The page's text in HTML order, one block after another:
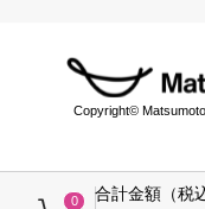
0 合計金額（税
Copyright©